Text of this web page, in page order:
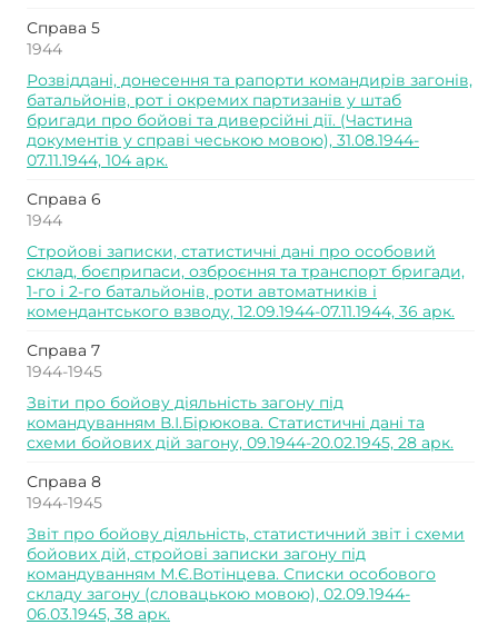
Справа 5
1944
Розвіддані, донесення та рапорти командирів загонів,
батальйонів, рот і окремих партизанів у штаб
бригади про бойові та диверсійні дії. (Частина
документів у справі чеською мовою), 31.08.1944-
07.11.1944, 104 арк.
Справа 6
1944
Стройові записки, статистичні дані про особовий
склад, боєприпаси, озброєння та транспорт бригади,
1-го і 2-го батальйонів, роти автоматників і
комендантського взводу, 12.09.1944-07.11.1944, 36 арк.
Справа 7
1944-1945
Звіти про бойову діяльність загону під
командуванням В.І.Бірюкова. Статистичні дані та
схеми бойових дій загону, 09.1944-20.02.1945, 28 арк.
Справа 8
1944-1945
Звіт про бойову діяльність, статистичний звіт і схеми
бойових дій, стройові записки загону під
командуванням М.Є.Вотінцева. Списки особового
складу загону (словацькою мовою), 02.09.1944-
06.03.1945, 38 арк.